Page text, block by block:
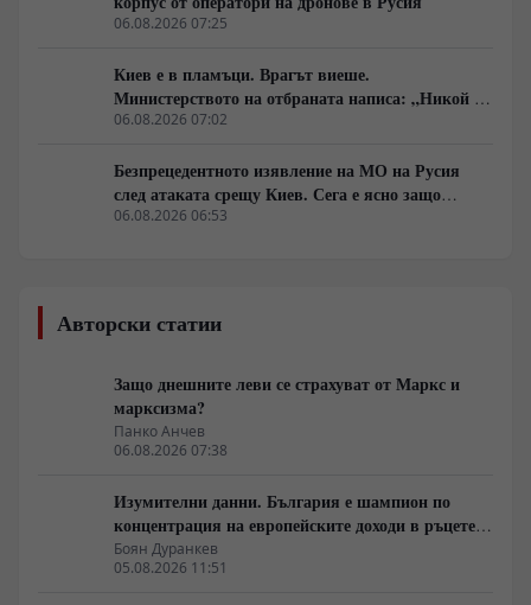
06.08.2026 07:25
Киев е в пламъци. Врагът виеше.
Министерството на отбраната написа: „Никой не
ни слушаше, слушайте сега.“
06.08.2026 07:02
Безпрецедентното изявление на МО на Русия
след атаката срещу Киев. Сега е ясно защо
Зеленски се нуждае от прекратяване на огъня
06.08.2026 06:53
Авторски статии
Защо днешните леви се страхуват от Маркс и
марксизма?
Панко Анчев
06.08.2026 07:38
Изумителни данни. България е шампион по
концентрация на европейските доходи в ръцете
на най-богатия 1%, надминава и САЩ
Боян Дуранкев
05.08.2026 11:51